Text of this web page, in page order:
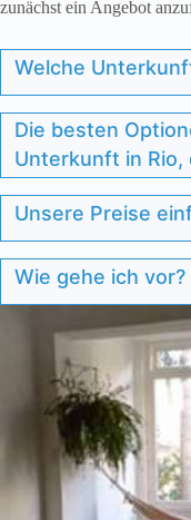
zunächst ein Angebot
Welche
Die besten
Unterkunft in
Unsere Preise
Wie gehe ich vor?